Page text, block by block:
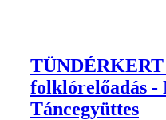
folklórelőadás -
Táncegyüttes